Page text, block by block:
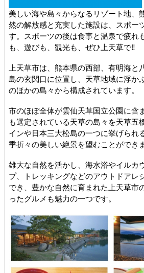
美しい海や島々からなるリゾート地、
然の解放感と充実した施設は、スポー
す。スポーツの後は食事と温泉で疲れ
も、遊びも、観光も、ぜひ上天草で‼
上天草市は、熊本県の西部、有明海と
島の玄関口に位置し、天草地域に浮か
のほかの島々から構成されています。
市のほぼ全体が雲仙天草国立公園に含
も選定されている天草の島々を天草五
インや日本三大松島の一つに挙げられ
季折々の美しい絶景を望むことができ
雄大な自然を活かし、海水浴やイルカ
プ、トレッキングなどのアウトドアレ
でき、豊かな自然に育まれた上天草市
ったグルメも魅力の一つです。